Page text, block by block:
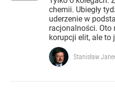
chemii. Ubiegły
uderzenie w
racjonalności. Oto
korupcji elit, ale to
Stanisław